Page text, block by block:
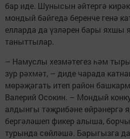
бар иде. Шунысын әйтергә
мондый бәйгедә беренче генә
елларда да үзләрен бары яхшы
таныттылар.
– Намуслы хезмәтегез һәм
зур рәхмәт, – диде чарада
мөрәҗәгать итеп район
Валерий Осокин. – Мондый
алдынгы тәҗрибәне өйрәнергә
бергәләшеп фикер алыша,
турында сөйләшә. Барыгызга